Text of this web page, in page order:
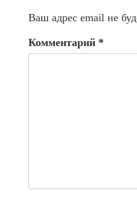
Ваш адрес email не
Комментарий *